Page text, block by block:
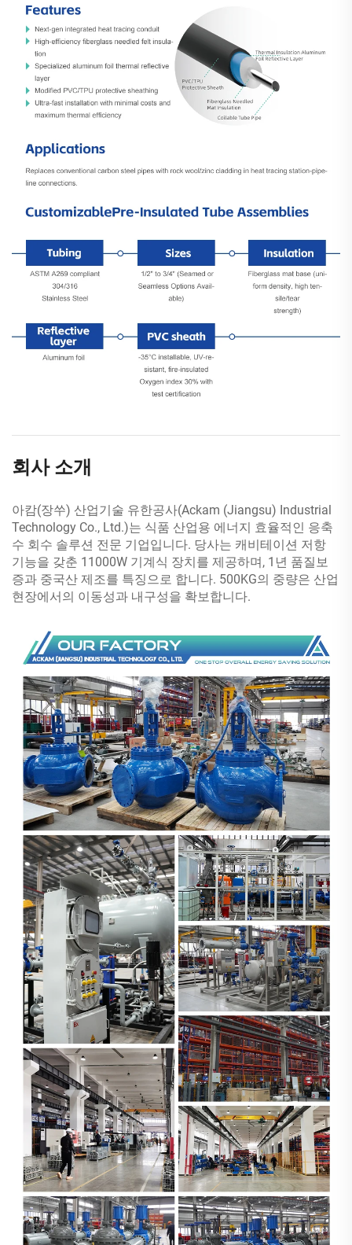
회사 소개
아캄(장쑤) 산업기술 유한공사(Ackam (Jiangsu) Industrial
Technology Co., Ltd.)는 식품 산업용 에너지 효율적인 응축
수 회수 솔루션 전문 기업입니다. 당사는 캐비테이션 저항
기능을 갖춘 11000W 기계식 장치를 제공하며, 1년 품질보
증과 중국산 제조를 특징으로 합니다. 500KG의 중량은 산업
현장에서의 이동성과 내구성을 확보합니다.